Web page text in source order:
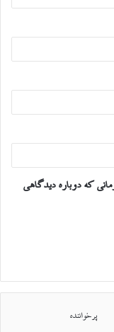
که دوباره دیدگاهی
پرخواننده